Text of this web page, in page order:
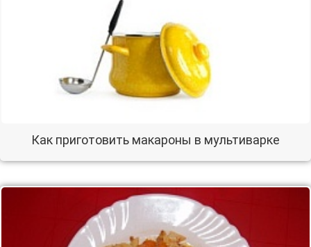
Как приготовить макароны в мультиварке